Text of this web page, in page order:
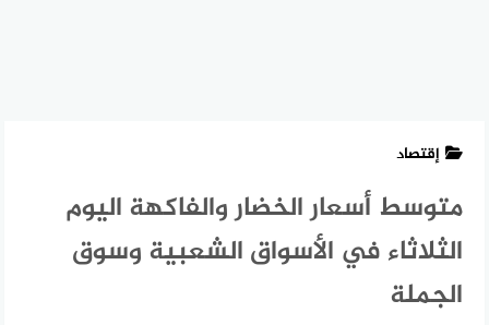
إقتصاد
متوسط أسعار الخضار والفاكهة اليوم
الثلاثاء في الأسواق الشعبية وسوق
الجملة